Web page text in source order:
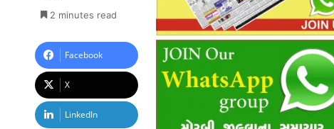
2 minutes read
Facebook
X
LinkedIn